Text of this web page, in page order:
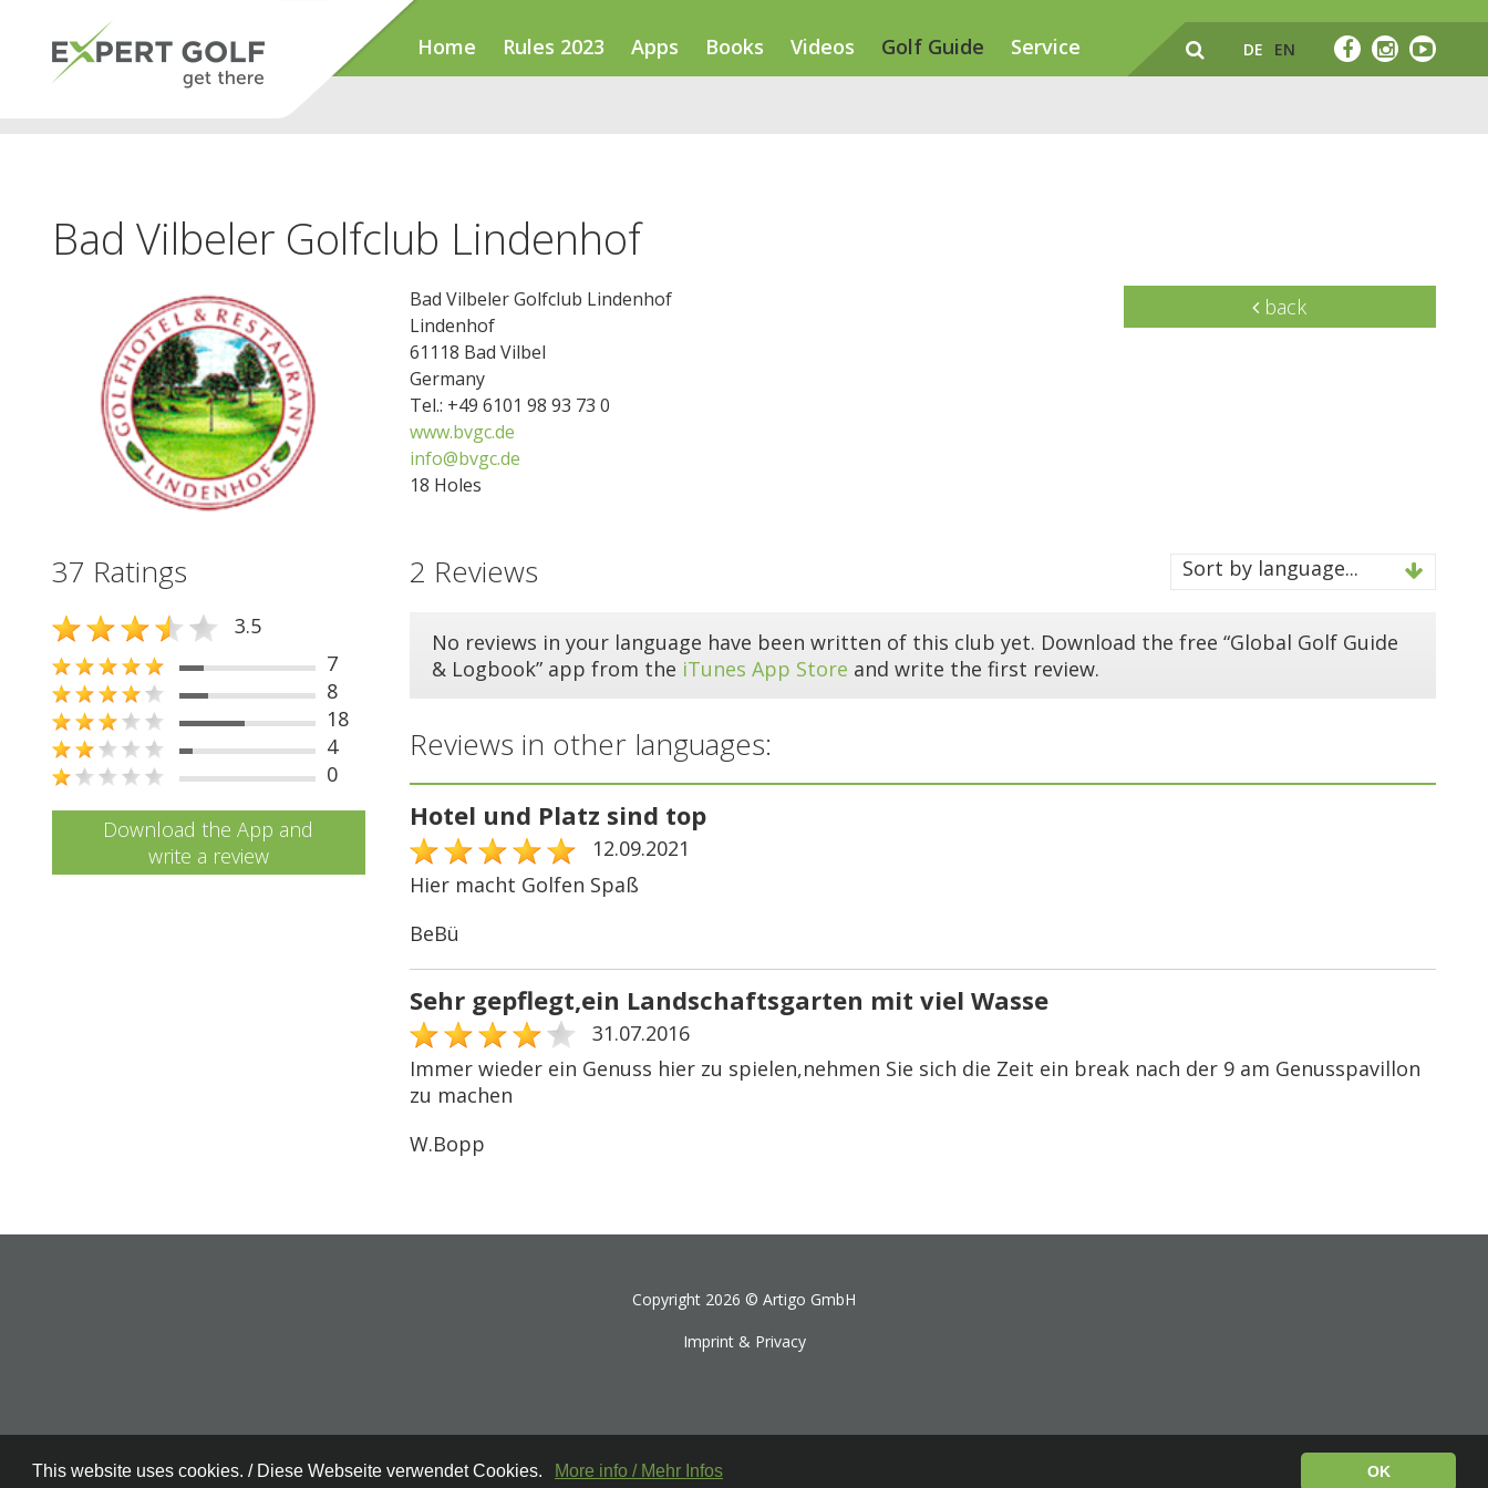
Home Rules 2023 Apps Books Videos Golf Guide Service DE EN
Bad Vilbeler Golfclub Lindenhof
Bad Vilbeler Golfclub Lindenhof
Lindenhof
61118 Bad Vilbel
Germany
Tel.: +49 6101 98 93 73 0
www.bvgc.de
info@bvgc.de
18 Holes
back
37 Ratings
3.5
7
8
18
4
0
Download the App and
write a review
2 Reviews Sort by language...
No reviews in your language have been written of this club yet. Download the free “Global Golf Guide
& Logbook” app from the iTunes App Store and write the first review.
Reviews in other languages:
Hotel und Platz sind top
12.09.2021
Hier macht Golfen Spaß
BeBü
Sehr gepflegt,ein Landschaftsgarten mit viel Wasse
31.07.2016
Immer wieder ein Genuss hier zu spielen,nehmen Sie sich die Zeit ein break nach der 9 am Genusspavillon
zu machen
W.Bopp
Copyright 2026 © Artigo GmbH
Imprint & Privacy
This website uses cookies. / Diese Webseite verwendet Cookies. More info / Mehr Infos OK